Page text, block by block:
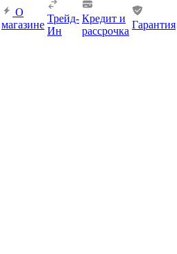
О
магазине
Трейд-
Ин
Кредит и
рассрочка
Гарантия